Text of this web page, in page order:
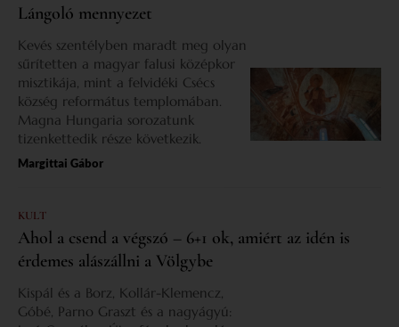
Lángoló mennyezet
Kevés szentélyben maradt meg olyan
sűrítetten a magyar falusi középkor
misztikája, mint a felvidéki Csécs
község református templomában.
Magna Hungaria sorozatunk
tizenkettedik része következik.
Margittai Gábor
KULT
Ahol a csend a végszó – 6+1 ok, amiért az idén is
érdemes alászállni a Völgybe
Kispál és a Borz, Kollár-Klemencz,
Góbé, Parno Graszt és a nagyágyú: